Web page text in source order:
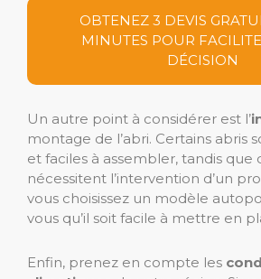
OBTENEZ 3 DEVIS
MINUTES POUR
DÉCISION
Un autre point à considérer est l’
montage de l’abri. Certains abris
et faciles à assembler, tandis que
nécessitent l’intervention d’un
vous choisissez un modèle
vous qu’il soit facile à mettre en
Enfin, prenez en compte les